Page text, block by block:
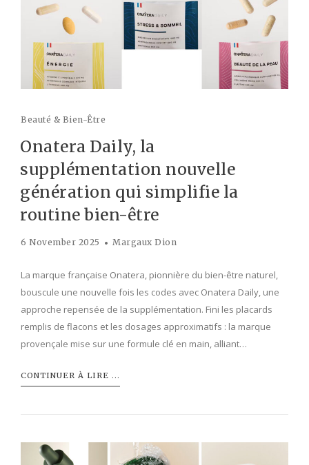
Beauté & Bien-Être
Onatera Daily, la
supplémentation nouvelle
génération qui simplifie la
routine bien-être
6 November 2025 Margaux Dion
La marque française Onatera, pionnière du bien-être naturel,
bouscule une nouvelle fois les codes avec Onatera Daily, une
approche repensée de la supplémentation. Fini les placards
remplis de flacons et les dosages approximatifs : la marque
provençale mise sur une formule clé en main, alliant…
CONTINUER À LIRE ...